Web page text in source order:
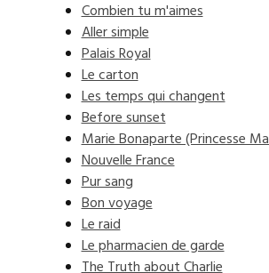
Combien tu m'aimes
Aller simple
Palais Royal
Le carton
Les temps qui changent
Before sunset
Marie Bonaparte (Princesse
Nouvelle France
Pur sang
Bon voyage
Le raid
Le pharmacien de garde
The Truth about Charlie